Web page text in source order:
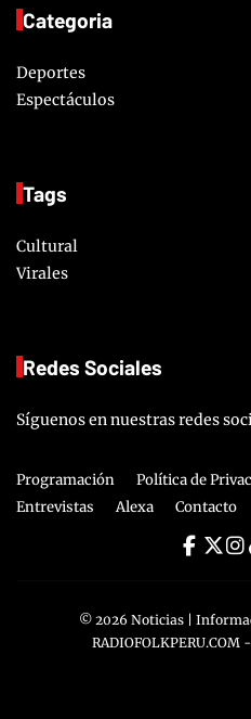
Categoria
Deportes
Espectáculos
Tags
Cultural
Virales
Redes Sociales
Síguenos en nuestras redes
Programación Política de
Entrevistas
Alexa Contacto
© 2026 Noticias |
RADIOFOLKPERU.COM